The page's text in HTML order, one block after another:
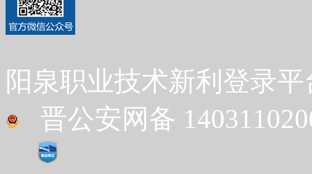
阳泉职业技术新利登录
晋公安网备